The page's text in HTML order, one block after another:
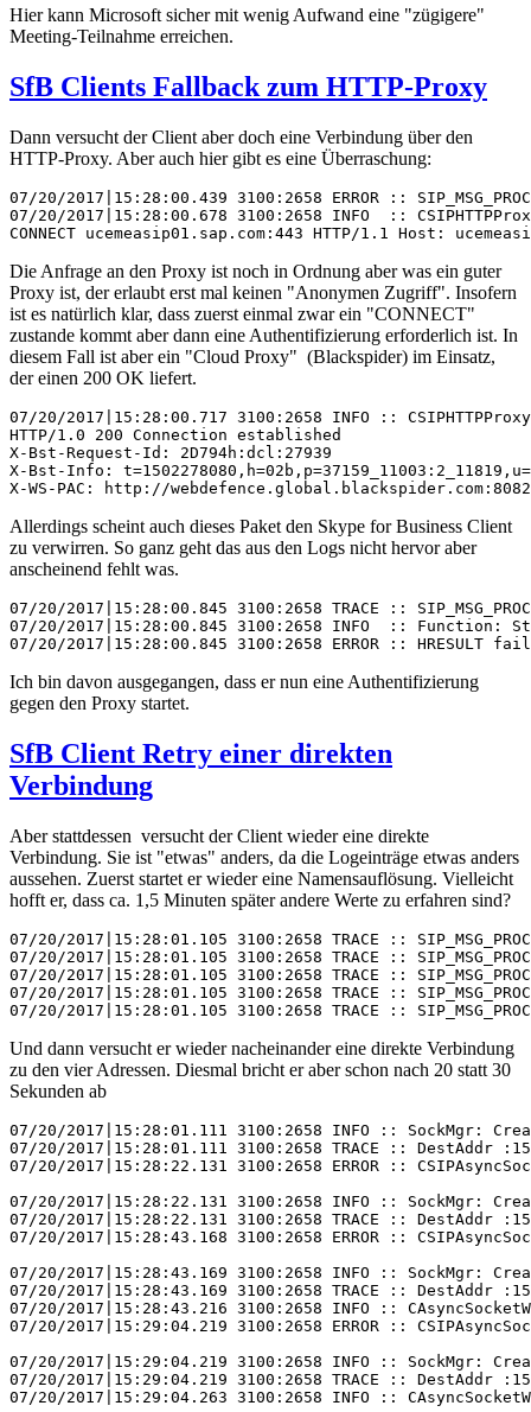
Hier kann Microsoft sicher mit wenig Aufwand eine "zügigere"
Meeting-Teilnahme erreichen.
SfB Clients Fallback zum HTTP-Proxy
Dann versucht der Client aber doch eine Verbindung über den
HTTP-Proxy. Aber auch hier gibt es eine Überraschung:
07/20/2017|15:28:00.439 3100:2658 ERROR ::
07/20/2017|15:28:00.678 3100:2658 INFO  ::
CONNECT ucemeasip01.sap.com:443 HTTP/1.1 Host:
Die Anfrage an den Proxy ist noch in Ordnung aber was ein guter
Proxy ist, der erlaubt erst mal keinen "Anonymen Zugriff". Insofern
ist es natürlich klar, dass zuerst einmal zwar ein "CONNECT"
zustande kommt aber dann eine Authentifizierung erforderlich ist. In
diesem Fall ist aber ein "Cloud Proxy" (Blackspider) im Einsatz,
der einen 200 OK liefert.
07/20/2017|15:28:00.717 3100:2658 INFO ::
HTTP/1.0 200 Connection established
X-Bst-Request-Id: 2D794h:dcl:27939
X-Bst-Info:
X-WS-PAC: http://
Allerdings scheint auch dieses Paket den Skype for Business Client
zu verwirren. So ganz geht das aus den Logs nicht hervor aber
anscheinend fehlt was.
07/20/2017|15:28:00.845 3100:2658 TRACE ::
07/20/2017|15:28:00.845 3100:2658 INFO  :: Function:
07/20/2017|15:28:00.845 3100:2658 ERROR :: HRESULT
Ich bin davon ausgegangen, dass er nun eine Authentifizierung
gegen den Proxy startet.
SfB Client Retry einer direkten
Verbindung
Aber stattdessen versucht der Client wieder eine direkte
Verbindung. Sie ist "etwas" anders, da die Logeinträge etwas anders
aussehen. Zuerst startet er wieder eine Namensauflösung. Vielleicht
hofft er, dass ca. 1,5 Minuten später andere Werte zu erfahren sind?
07/20/2017|15:28:01.105 3100:2658 TRACE ::
07/20/2017|15:28:01.105 3100:2658 TRACE ::
07/20/2017|15:28:01.105 3100:2658 TRACE ::
07/20/2017|15:28:01.105 3100:2658 TRACE ::
07/20/2017|15:28:01.105 3100:2658 TRACE ::
Und dann versucht er wieder nacheinander eine direkte Verbindung
zu den vier Adressen. Diesmal bricht er aber schon nach 20 statt 30
Sekunden ab
07/20/2017|15:28:01.111 3100:2658 INFO :: SockMgr:
07/20/2017|15:28:01.111 3100:2658 TRACE :: DestAddr
07/20/2017|15:28:22.131 3100:2658 ERROR ::
07/20/2017|15:28:22.131 3100:2658 INFO :: SockMgr:
07/20/2017|15:28:22.131 3100:2658 TRACE :: DestAddr
07/20/2017|15:28:43.168 3100:2658 ERROR ::
07/20/2017|15:28:43.169 3100:2658 INFO :: SockMgr:
07/20/2017|15:28:43.169 3100:2658 TRACE :: DestAddr
07/20/2017|15:28:43.216 3100:2658 INFO ::
07/20/2017|15:29:04.219 3100:2658 ERROR ::
07/20/2017|15:29:04.219 3100:2658 INFO :: SockMgr:
07/20/2017|15:29:04.219 3100:2658 TRACE :: DestAddr
07/20/2017|15:29:04.263 3100:2658 INFO ::